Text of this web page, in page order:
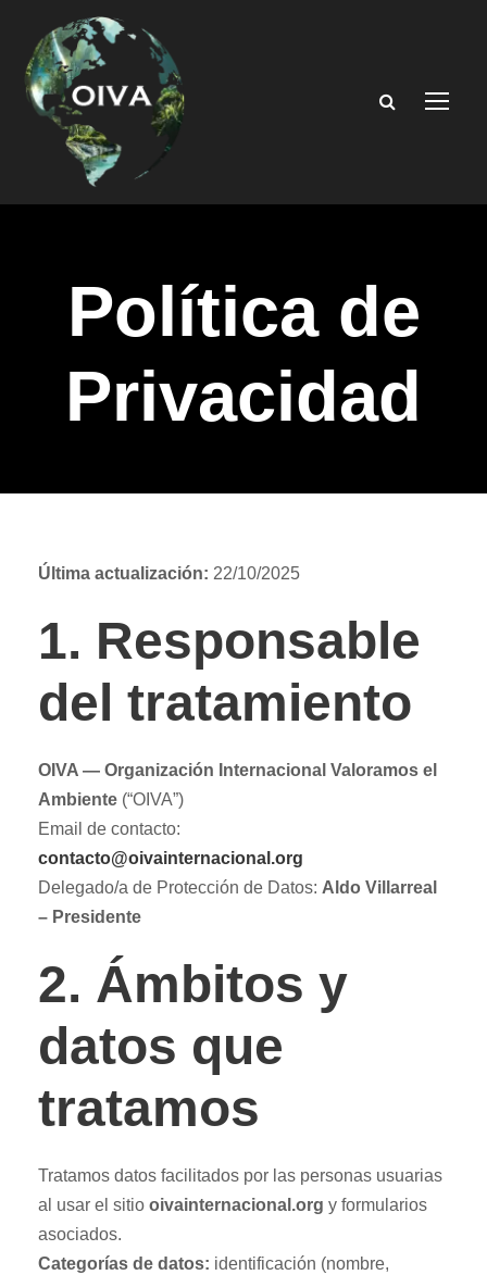
Política de
Privacidad
Última actualización: 22/10/2025
1. Responsable
del tratamiento
OIVA — Organización Internacional Valoramos el
Ambiente (“OIVA”)
Email de contacto:
contacto@oivainternacional.org
Delegado/a de Protección de Datos: Aldo Villarreal
– Presidente
2. Ámbitos y
datos que
tratamos
Tratamos datos facilitados por las personas usuarias
al usar el sitio oivainternacional.org y formularios
asociados.
Categorías de datos: identificación (nombre,